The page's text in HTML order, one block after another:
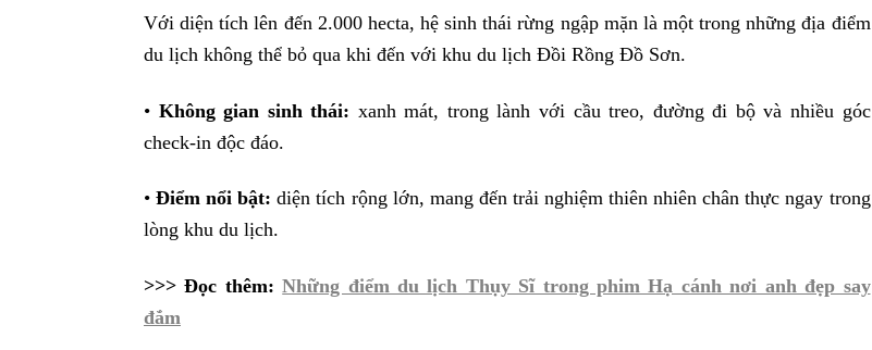
Với diện tích lên đến 2.000 hecta, hệ sinh thái rừng ngập mặn là một trong những địa điểm
du lịch không thể bỏ qua khi đến với khu du lịch Đồi Rồng Đồ Sơn.
• Không gian sinh thái: xanh mát, trong lành với cầu treo, đường đi bộ và nhiều góc
check-in độc đáo.
•Điểm nổi bật: diện tích rộng lớn, mang đến trải nghiệm thiên nhiên chân thực ngay trong
lòng khu du lịch.
>>> Đọc thêm:Những điểm du lịch Thụy Sĩ trong phim Hạ cánh nơi anh đẹp say
đắm